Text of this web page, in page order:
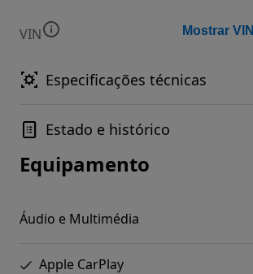
VIN Mostrar VIN
Especificações técnicas
Estado e histórico
Equipamento
Áudio e Multimédia
Apple CarPlay